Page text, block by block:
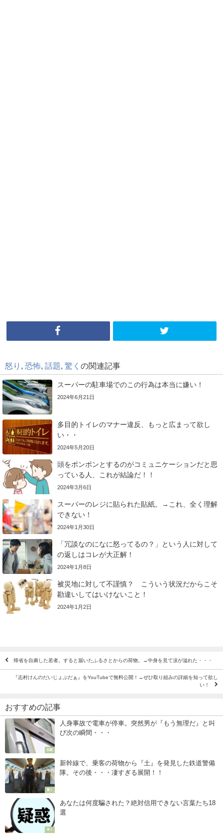
怒り 恐怖 話題 驚く の関連記事
スーパーの駐車場でのこの行為は本当に嫌い！
2024年6月21日
多目的トイレのマナー違反、もっと広まって欲し
い・・
2024年5月20日
頭をポンポンとするのがコミュニケーションだと思
っている人、これが結論だ！！
2024年3月6日
スーパーのレジに貼られた貼紙。→これ、全く理解
できない！
2024年1月30日
「冗談なのになに怒ってるの？」という人に対して
の返しはコレが大正解！
2024年1月8日
被災地に対して不謹慎？ こういう状況だからこそ
勘違いしてはいけないこと！
2024年1月2日
帰省を自粛した若者。すると届いたふるさとからの荷物。→中身を見て涙が溢れた・・・
『志村けんのだいじょぶだぁ』をYouTubeで無料公開！→ぜひ取り組みの詳細を知って欲し
い！
おすすめの記事
話題
人身事故で電車が停車。突然男が『もう無理だ』と叫
び次の瞬間・・・
驚く
新幹線で、乗客の荷物から『土』を発見した鉄道警備
隊。その後・・・凄すぎる展開！！
笑う
あなたは何度騙された？絶対信用できない言葉たち18
選